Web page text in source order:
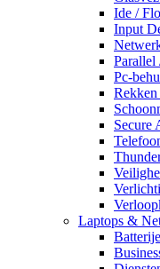
Ide /
Input
Parallel
Pc-
Rekken
Secure
Laptops &